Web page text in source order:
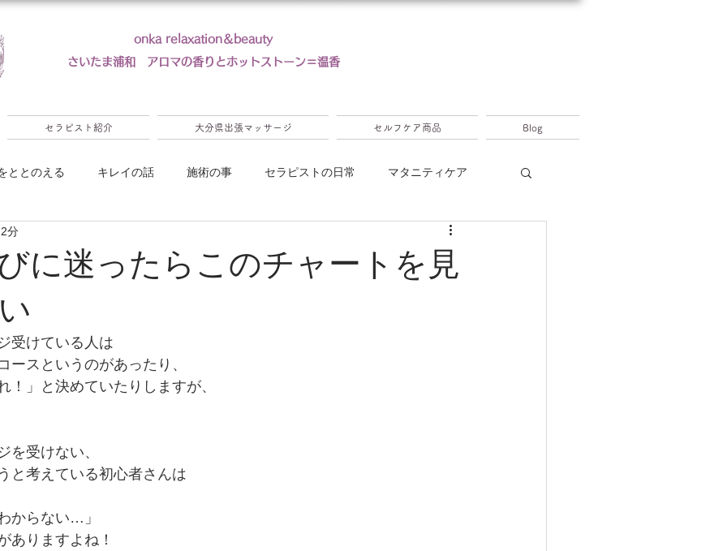
onka relaxation＆beauty
​さいたま浦和 アロマの香りとホットストーン＝温香
セラピスト紹介 大分県出張マッサージ セルフケア商品 Blog
ととのえる キレイの話 施術の事 セラピストの日常 マタニティケア
ペーン
に迷ったらこのチャートを見
分
受けている人は
ースというのがあったり、
！」と決めていたりしますが、
を受けない、
と考えている初心者さんは
からない…」
ありますよね！